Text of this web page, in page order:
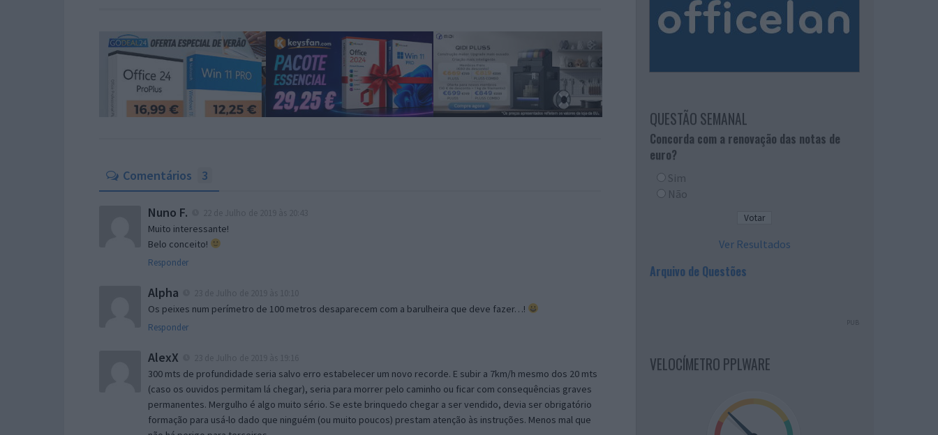
Comentários 3
Nuno F.
Muito interessante!
Belo conceito!
Responder
Alpha
Os peixes num perímetro de 100 metros desaparecem com a barulheira que deve fazer…!
Responder
AlexX
300 mts de profundidade seria salvo erro estabelecer um novo recorde. E subir a 7km/h mesmo dos 20 mts
(caso os ouvidos permitam lá chegar), seria para morrer pelo caminho ou ficar com consequências graves
permanentes. Mergulho é algo muito sério. Se este brinquedo chegar a ser vendido, devia ser obrigatório
formação para usá-lo dado que ninguém (ou muito poucos) prestam atenção às instruções. Menos mal que
QUESTÃO SEMANAL
Concorda com a renovação das notas de
euro?
Sim
Não
Ver Resultados
Arquivo de Questões
PUB
VELOCÍMETRO PPLWARE